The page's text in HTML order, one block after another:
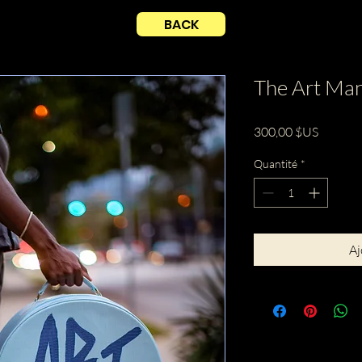
The Art
300,00 $USPrix
Quantité *
BACK